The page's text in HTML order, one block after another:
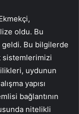
oldu. Bu
geldi. Bu bilgilerde
sistemlerimizi
uydunun
yapısı
bağlantının
nitelikli